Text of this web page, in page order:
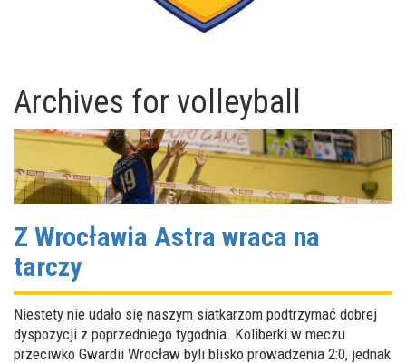
Archives for volleyball
Z Wrocławia Astra wraca na
tarczy
Niestety nie udało się naszym siatkarzom podtrzymać dobrej
dyspozycji z poprzedniego tygodnia. Koliberki w meczu
przeciwko Gwardii Wrocław byli blisko prowadzenia 2:0, jednak